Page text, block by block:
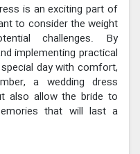
is an exciting part of
to consider the weight
challenges. By
implementing practical
day with comfort,
a wedding dress
also allow the bride to
that will last a